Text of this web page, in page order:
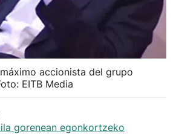
accionista del grupo
EITB Media
gorenean egonkortzeko